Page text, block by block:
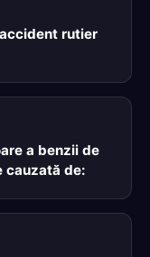
rutier
a benzii de
cauzată de: